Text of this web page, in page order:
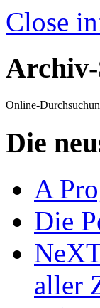
Close
Archiv-
Online-
Die
A
Die
aller